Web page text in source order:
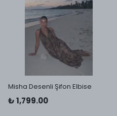
Misha Desenli Şifon Elbise
₺ 1,799.00